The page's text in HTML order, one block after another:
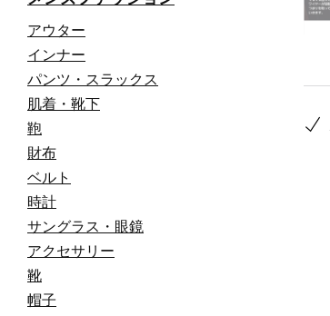
アウター
インナー
パンツ・スラックス
肌着・靴下
鞄
財布
ベルト
時計
サングラス・眼鏡
アクセサリー
靴
帽子